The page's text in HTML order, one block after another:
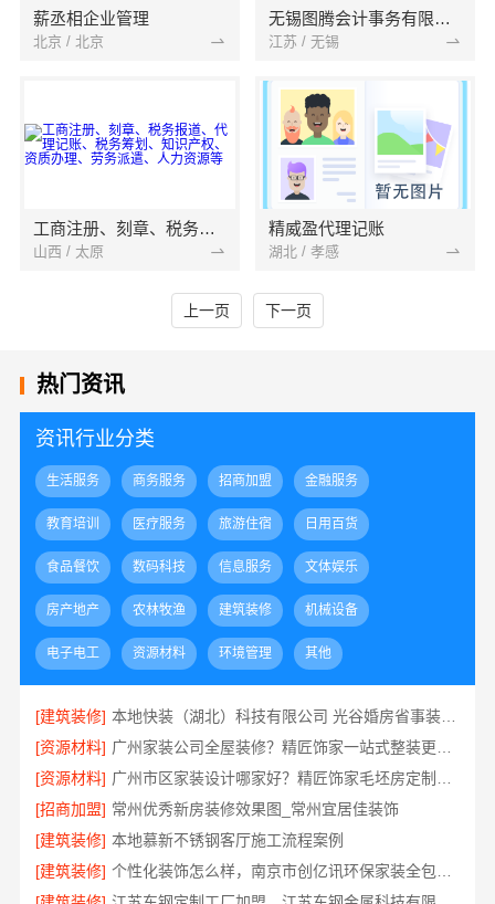
薪丞相企业管理
北京 / 北京
无锡图腾会计事务有限公司
江苏 / 无锡
工商注册、刻章、税务报道、代理记账、税务筹划、知识产权、资质办理、劳务派遣、人力资源等
山西 / 太原
精威盈代理记账
湖北 / 孝感
上一页 下一页
热门资讯
资讯行业分类
生活服务 商务服务 招商加盟 金融服务
教育培训 医疗服务 旅游住宿 日用百货
食品餐饮 数码科技 信息服务 文体娱乐
房产地产 农林牧渔 建筑装修 机械设备
电子电工 资源材料 环境管理 其他
[建筑装修]
本地快装（湖北）科技有限公司 光谷婚房省事装修环保整装服务
[资源材料]
[资源材料]
[招商加盟] 常州优秀新房装修效果图_常州宜居佳装饰
[建筑装修] 本地慕新不锈钢客厅施工流程案例
[建筑装修]